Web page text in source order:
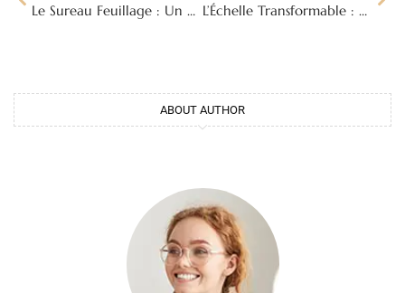
Le Sureau Feuillage : Un Atout Charme pour Votre Jardin L’Échelle Transformable : Votre Alliée Polyvalente pour Tous Vos Travaux
ABOUT AUTHOR